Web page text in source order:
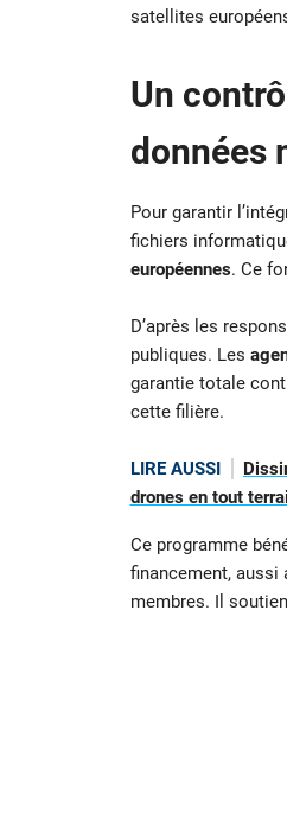
satellites
Un
données
Pour garantir
fichiers
européennes. Ce
D’après les
publiques. Les
garantie totale
cette filière.
LIRE AUSSI
drones en tout
Ce programme
financement, aussi
membres. Il